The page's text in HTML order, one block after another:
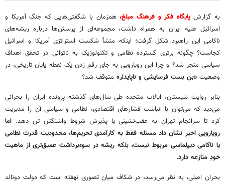
به گزارشپایگاه فکر و فرهنگ مبلغ،همزمان با شگفتی‌هایی که جنگ آمریکا و
اسرائیل علیه ایران به همراه داشت، مجموعه‌ای از پرسش‌ها درباره ریشه‌های
ناکامی این راهبرد شکل گرفت؛ اینکه منشأ شکست استراتژی آمریکا و اسرائیل
کجاست؟ چگونه برتری گسترده نظامی و تکنولوژیک به ناتوانی در تحقق اهداف
سیاسی منجر شد؟ و چرا این رویارویی به جای رقم زدن یک نقطه پایان تاریخی، در
وضعیت «بن بست فرسایشی و ناپایدار» متوقف شد؟
بنابر روایت شبستان، ایالات متحده طی سال‌های گذشته پرونده ایران را بحرانی
می‌دید که می‌توان با انباشت فشارهای اقتصادی، نظامی و سیاسی آن را مدیریت
کرد تا سرانجام تهران به عقب‌نشینی یا پذیرش شروط واشنگتن تن دهد. اما
رویارویی اخیر نشان داد مسئله فقط به کارآمدی تحریم‌ها، محدودیت قدرت نظامی
یا ناکامی دیپلماسی مربوط نیست، بلکه ریشه در سوءبرداشت عمیق‌تری از ماهیت
خودِ منازعه دارد.
بحران اصلی، به نظر می‌رسد، در شکاف میان تصوری نهفته است که دولت دونالد